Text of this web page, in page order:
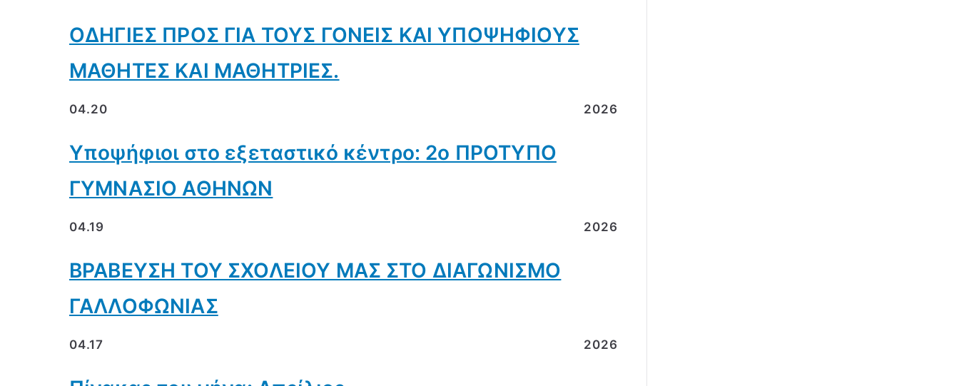
ΟΔΗΓΙΕΣ ΠΡΟΣ ΓΙΑ ΤΟΥΣ ΓΟΝΕΙΣ ΚΑΙ ΥΠΟΨΗΦΙΟΥΣ
ΜΑΘΗΤΕΣ ΚΑΙ ΜΑΘΗΤΡΙΕΣ.
04.20 2026
Υποψήφιοι στο εξεταστικό κέντρο: 2ο ΠΡΟΤΥΠΟ
ΓΥΜΝΑΣΙΟ ΑΘΗΝΩΝ
04.19 2026
ΒΡΑΒΕΥΣΗ ΤΟΥ ΣΧΟΛΕΙΟΥ ΜΑΣ ΣΤΟ ΔΙΑΓΩΝΙΣΜΟ
ΓΑΛΛΟΦΩΝΙΑΣ
04.17 2026